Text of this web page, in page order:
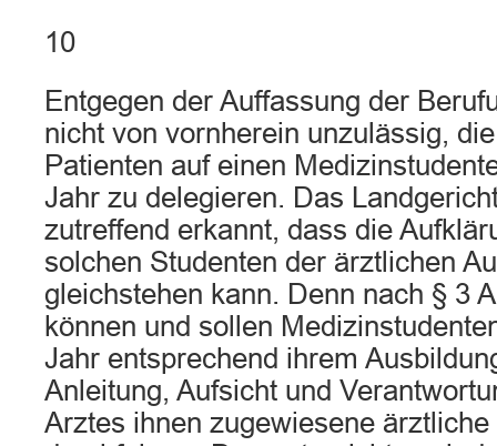
10
Entgegen der Auffassung der
nicht von vornherein unzulässig,
Patienten auf einen
Jahr zu delegieren. Das
zutreffend erkannt, dass die
solchen Studenten der ärztlichen
gleichstehen kann. Denn nach § 3
können und sollen
Jahr entsprechend ihrem
Anleitung, Aufsicht und
Arztes ihnen zugewiesene